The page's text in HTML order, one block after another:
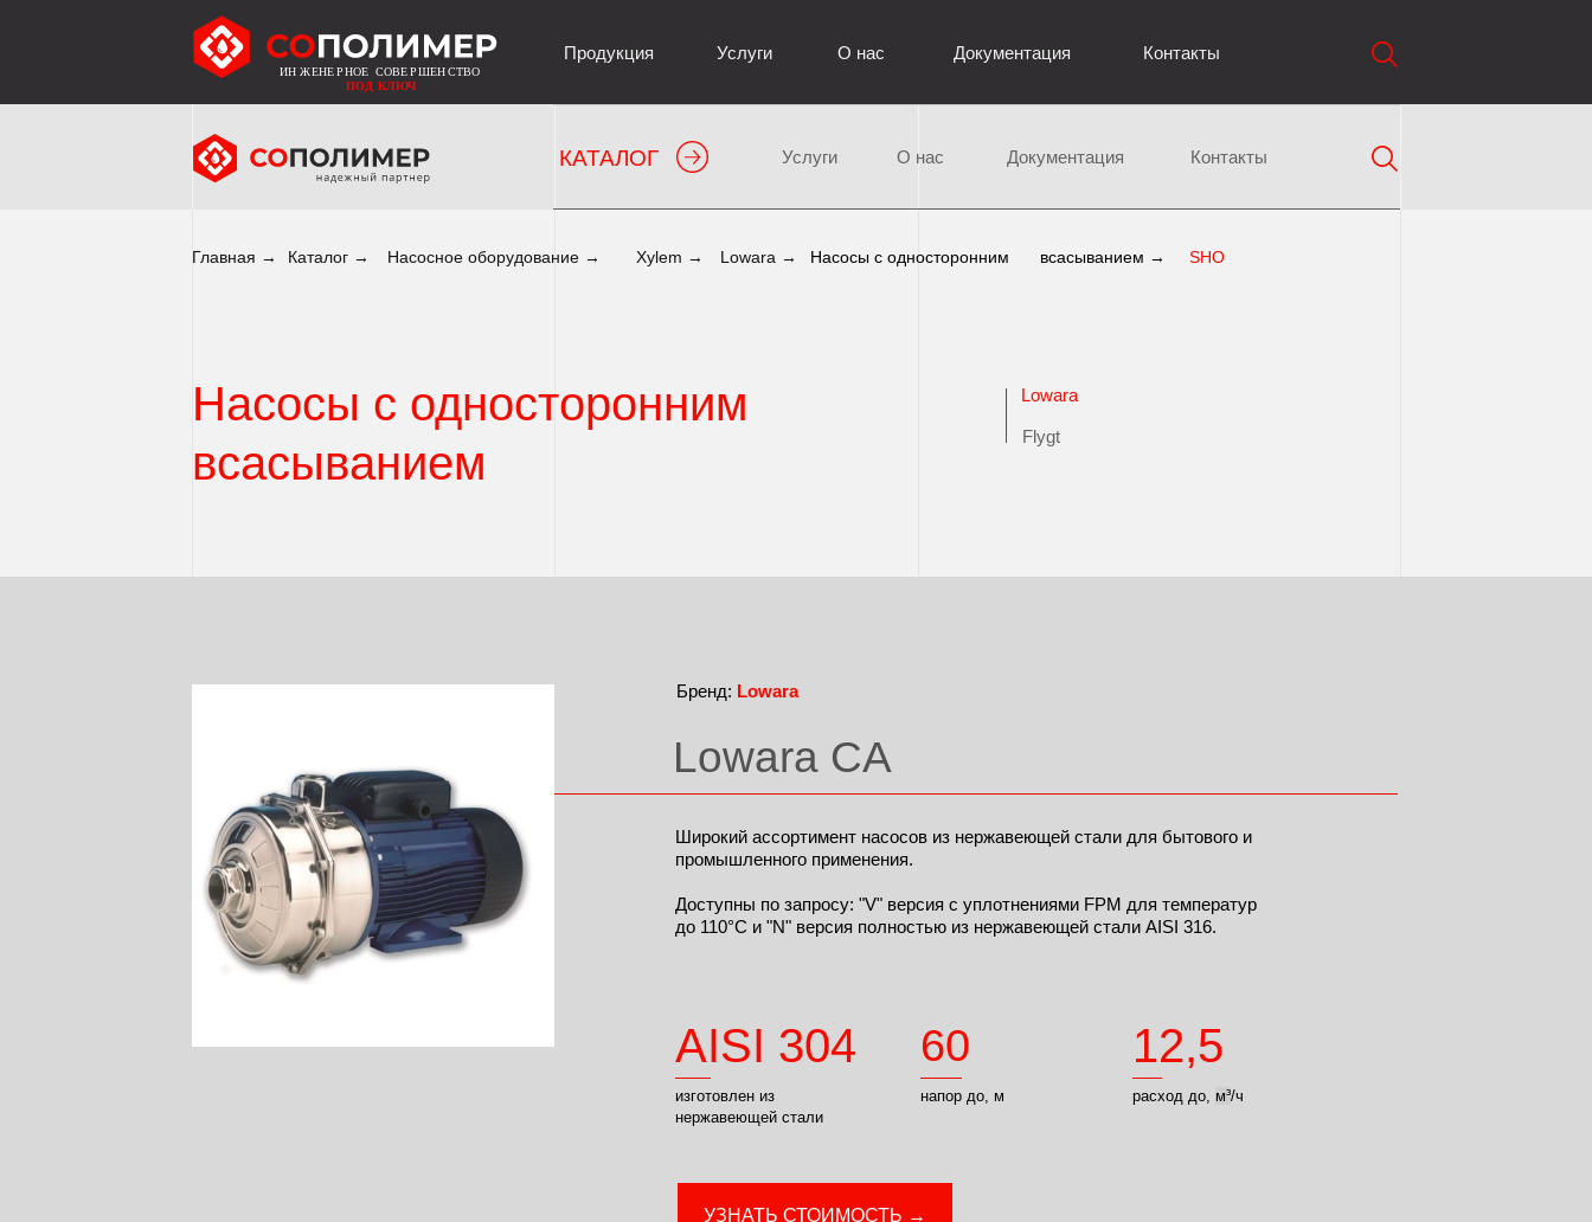
Услуги Документация Контакты
Продукция О нас
КАТАЛОГ Услуги О нас Документация Контакты
Главная → Каталог → Насосное оборудование → Xylem → Lowara → Насосы с односторонним всасыванием → SHO
Насосы с односторонним
всасыванием
Flygt
Lowara
Широкий ассортимент насосов из нержавеющей стали для бытового и
промышленного применения.
Доступны по запросу: "V" версия с уплотнениями FPM для температур
до 110°C и "N" версия полностью из нержавеющей стали AISI 316.
УЗНАТЬ СТОИМОСТЬ →
изготовлен из
нержавеющей стали
AISI 304
напор до, м
60
расход до, м³/ч
12,5
Lowara CA
Бренд: Lowara